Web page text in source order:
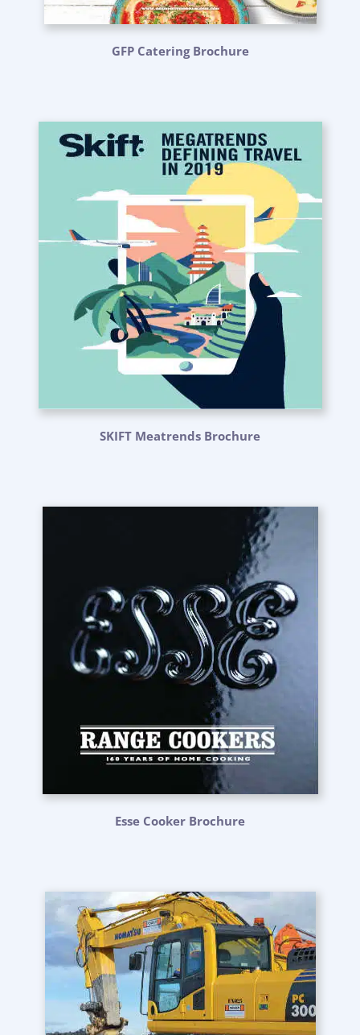
GFP Catering Brochure
SKIFT Meatrends Brochure
Esse Cooker Brochure